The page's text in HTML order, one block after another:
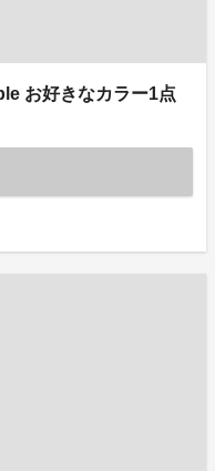
お好きなカラー1点